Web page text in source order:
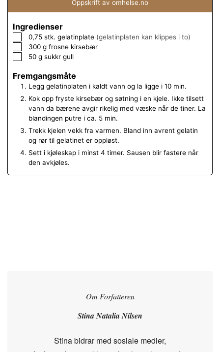
Oppskrift av omhelse.no
Ingredienser
▢
0,75 stk. gelatinplate (gelatinplaten kan klippes i to)
▢300 g frosne kirsebær
▢50 g sukkr gull
Fremgangsmåte
Legg gelatinplaten i kaldt vann og la ligge i 10 min.
Kok opp fryste kirsebær og søtning i en kjele. Ikke tilsett
vann da bærene avgir rikelig med væske når de tiner. La
blandingen putre i ca. 5 min.
Trekk kjelen vekk fra varmen. Bland inn avrent gelatin
og rør til gelatinet er oppløst.
Sett i kjøleskap i minst 4 timer. Sausen blir fastere når
den avkjøles.
Om Forfatteren
Stina Natalia Nilsen
Stina bidrar med sosiale medier,